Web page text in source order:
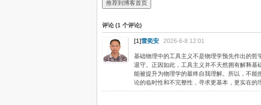
推荐到博客首页
评论 (1 个评论)
[1]雷奕安 2026-6-8 12:01
基础物理中的工具主义不是物理学预先作出的哲
退守。正因如此，工具主义并不天然拥有解释
能被提升为物理学的最终自我理解。所以，不
论的临时性和不完整性，寻求更基本，更实在的